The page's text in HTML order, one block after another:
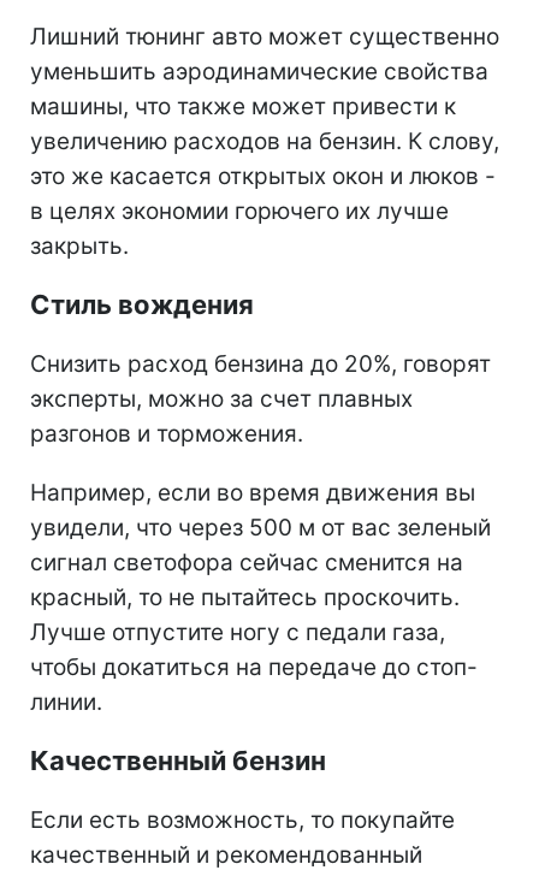
Лишний тюнинг авто может существенно
уменьшить аэродинамические свойства
машины, что также может привести к
увеличению расходов на бензин. К слову,
это же касается открытых окон и люков -
в целях экономии горючего их лучше
закрыть.
Стиль вождения
Снизить расход бензина до 20%, говорят
эксперты, можно за счет плавных
разгонов и торможения.
Например, если во время движения вы
увидели, что через 500 м от вас зеленый
сигнал светофора сейчас сменится на
красный, то не пытайтесь проскочить.
Лучше отпустите ногу с педали газа,
чтобы докатиться на передаче до стоп-
линии.
Качественный бензин
Если есть возможность, то покупайте
качественный и рекомендованный